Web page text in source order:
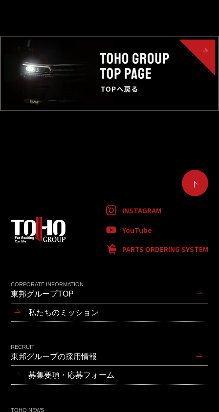
INSTAGRAM
YouTube
PARTS ORDERING SYSTEM
CORPORATE INFORMATION
東邦グループTOP
私たちのミッション
RECRUIT
東邦グループの採用情報
募集要項・応募フォーム
TOHO NEWS